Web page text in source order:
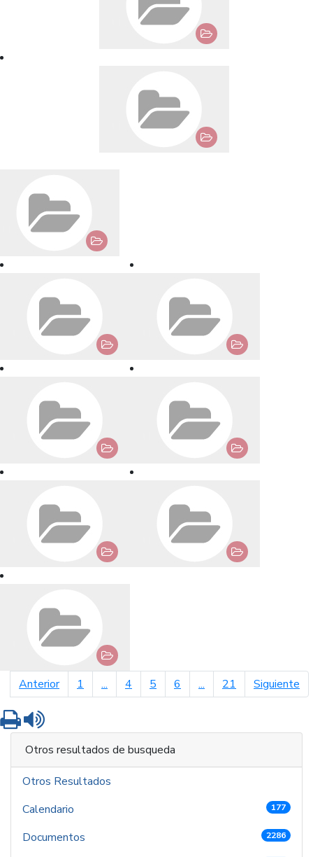
Anteriorpágina anterior
1 ... 4 5 6 ... 21 Siguiente
Imprimir
Otros resultados de busqueda
Otros Resultados
Calendario
177
Documentos 2286